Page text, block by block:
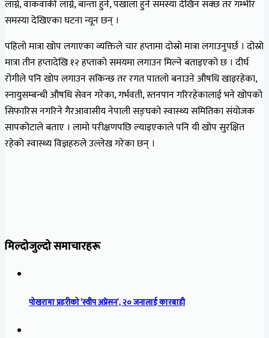
लाग्ने, वाकवाकी लाग्ने, बान्ता हुने, पखाला हुने समस्या देखिन सक्छ तर गम्भीर
समस्या देखिएका घटना न्यून छन् ।
पहिलो मात्रा खोप लगाएका व्यक्तिले चार हप्तामा दोस्रो मात्रा लगाउनुपर्छ । दोस्रो
मात्रा तीन हप्तादेखि १२ हप्ताको समयमा लगाउन मिल्ने बताइएको छ । दीर्घ
रोगीले पनि खोप लगाउन सकिन्छ तर रगत पातलो बनाउने औषधि खाइरहेका,
स्नायुसम्बन्धी औषधि सेवन गरेका, गर्भवती, स्तनपान गरिरहेकालाई भने खोपको
सिफारिस नगरिने गैरआवासीय नेपाली सङ्घको स्वास्थ्य समितिका संयोजक
सापकोटाले बताए । लामो परीक्षणपछि ल्याइएकाले पनि यी खोप सुरक्षित
रहेको स्वास्थ्य विज्ञहरुले उल्लेख गरेका छन् ।
मिल्दोजुल्दो समाचारहरू
पोखरामा प्रहरीको ‘स्वीप अप्रेसन’, २० जनालाई कारबाही